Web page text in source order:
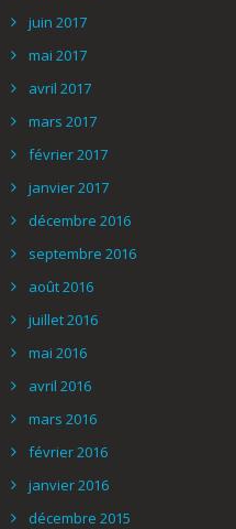
juin 2017
mai 2017
avril 2017
mars 2017
février 2017
janvier 2017
décembre 2016
septembre 2016
août 2016
juillet 2016
mai 2016
avril 2016
mars 2016
février 2016
janvier 2016
décembre 2015